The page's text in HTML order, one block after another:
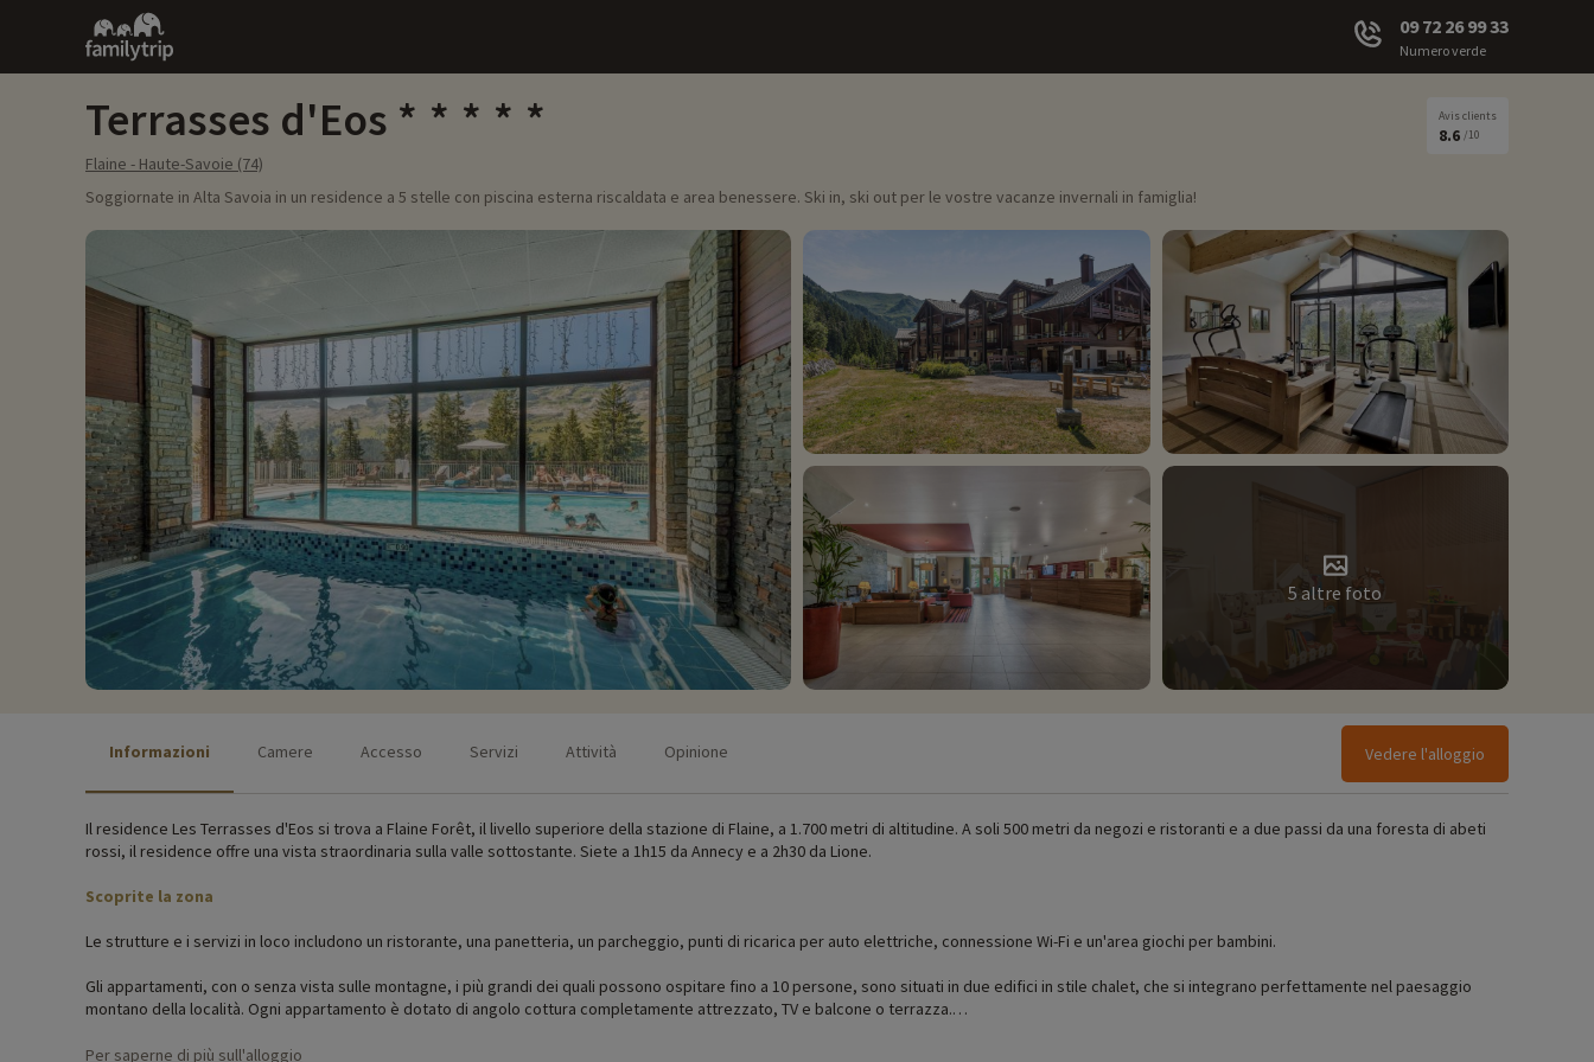
Family
trip
09 72 26 99 33
Numero verde
Terrasses d'Eos
Flaine - Haute-Savoie (74)
Avis clients
8.6 /10
Soggiornate in Alta Savoia in un residence a 5 stelle con piscina esterna riscaldata e area benessere. Ski in, ski out per le vostre vacanze invernali in famiglia!
5 altre foto
Informazioni Camere Accesso Servizi Attività Opinione Vedere l'alloggio
Il residence Les Terrasses d'Eos si trova a Flaine Forêt, il livello superiore della stazione di Flaine, a 1.700 metri di altitudine. A soli 500 metri da negozi e ristoranti e a due passi da una foresta di abeti
rossi, il residence offre una vista straordinaria sulla valle sottostante. Siete a 1h15 da Annecy e a 2h30 da Lione.
Scoprite la zona
Le strutture e i servizi in loco includono un ristorante, una panetteria, un parcheggio, punti di ricarica per auto elettriche, connessione Wi-Fi e un'area giochi per bambini.
Gli appartamenti, con o senza vista sulle montagne, i più grandi dei quali possono ospitare fino a 10 persone, sono situati in due edifici in stile chalet, che si integrano perfettamente nel paesaggio
montano della località. Ogni appartamento è dotato di angolo cottura completamente attrezzato, TV e balcone o terrazza.
Attività per famiglie in loco
Per saperne di più sull'alloggio